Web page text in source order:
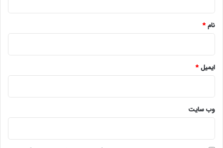
نام*
ایمیل*
وب‌ سایت